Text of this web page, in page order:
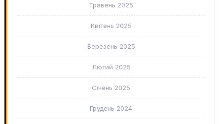
Травень 2025
Квітень 2025
Березень 2025
Лютий 2025
Січень 2025
Грудень 2024